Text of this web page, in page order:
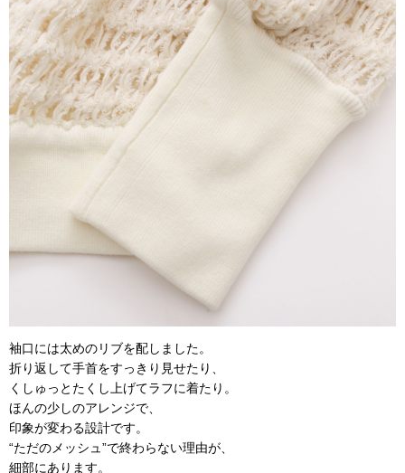
袖口には太めのリブを配しました。
折り返して手首をすっきり見せたり、
くしゅっとたくし上げてラフに着たり。
ほんの少しのアレンジで、
印象が変わる設計です。
“ただのメッシュ”で終わらない理由が、
細部にあります。